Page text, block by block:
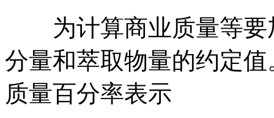
为计算商业质量等要
分量和萃取物量的约定
质量百分率表示